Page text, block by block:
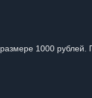
1000